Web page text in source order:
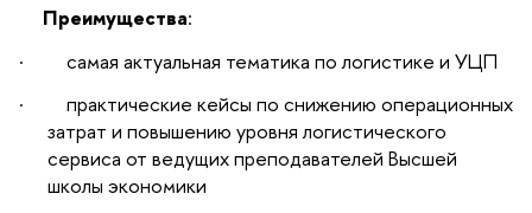
Преимущества:
·
самая актуальная тематика по логистике и УЦП
·
практические кейсы по снижению операционных
затрат и повышению уровня логистического
сервиса от ведущих преподавателей Высшей
школы экономики